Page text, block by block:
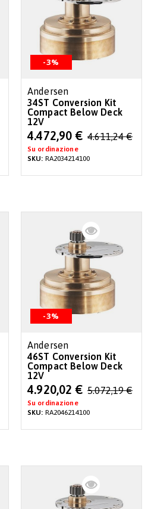
-3%
Andersen
34ST Conversion Kit
Compact Below Deck
12V
Special
Price
4.472,90 € 4.611,24 €
Su ordinazione
SKU: RA2034214100
-3%
Andersen
46ST Conversion Kit
Compact Below Deck
12V
Special
Price
4.920,02 € 5.072,19 €
Su ordinazione
SKU: RA2046214100